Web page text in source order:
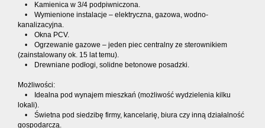
• Kamienica w 3/4 podpiwniczona.
• Wymienione instalacje – elektryczna, gazowa, wodno-
kanalizacyjna.
• Okna PCV.
• Ogrzewanie gazowe – jeden piec centralny ze sterownikiem
(zainstalowany ok. 15 lat temu).
• Drewniane podłogi, solidne betonowe posadzki.
Możliwości:
• Idealna pod wynajem mieszkań (możliwość wydzielenia kilku
lokali).
• Świetna pod siedzibę firmy, kancelarię, biura czy inną działalność
gospodarczą.